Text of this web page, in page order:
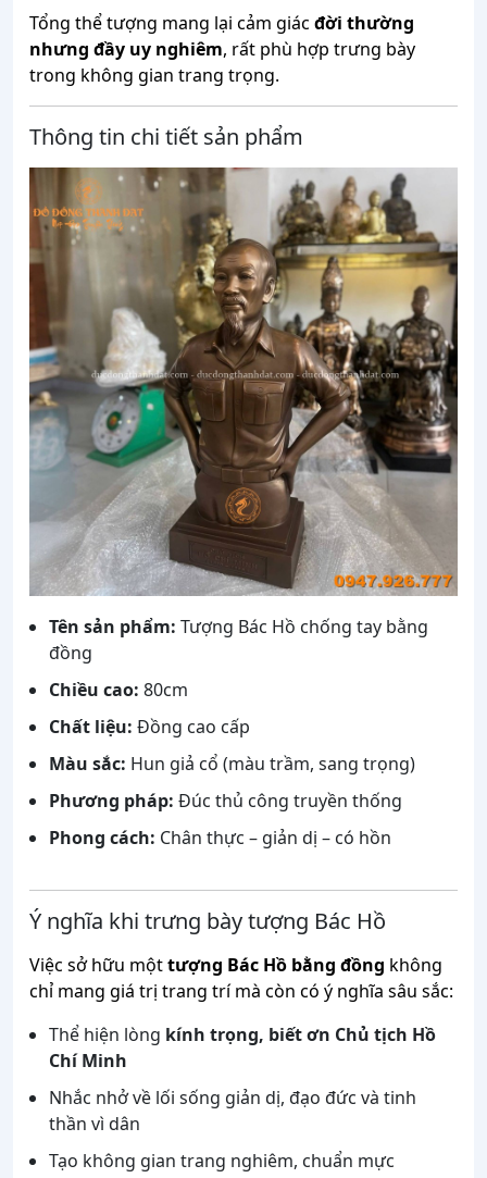
Tổng thể tượng mang lại cảm giác đời thường
nhưng đầy uy nghiêm, rất phù hợp trưng bày
trong không gian trang trọng.
Thông tin chi tiết sản phẩm
Tên sản phẩm: Tượng Bác Hồ chống tay bằng
đồng
Chiều cao: 80cm
Chất liệu: Đồng cao cấp
Màu sắc: Hun giả cổ (màu trầm, sang trọng)
Phương pháp: Đúc thủ công truyền thống
Phong cách: Chân thực – giản dị – có hồn
Ý nghĩa khi trưng bày tượng Bác Hồ
Việc sở hữu mộttượng Bác Hồ bằng đồng không
chỉ mang giá trị trang trí mà còn có ý nghĩa sâu sắc:
Thể hiện lòng kính trọng, biết ơn Chủ tịch Hồ
Chí Minh
Nhắc nhở về lối sống giản dị, đạo đức và tinh
thần vì dân
Tạo không gian trang nghiêm, chuẩn mực